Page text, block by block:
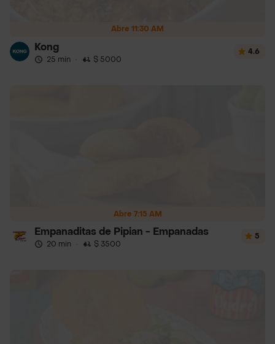
Abre 11:30 AM
Kong
25 min · $ 5000
4.6
Abre 7:15 AM
Empanaditas de Pipian - Empanadas
20 min · $ 3500
5